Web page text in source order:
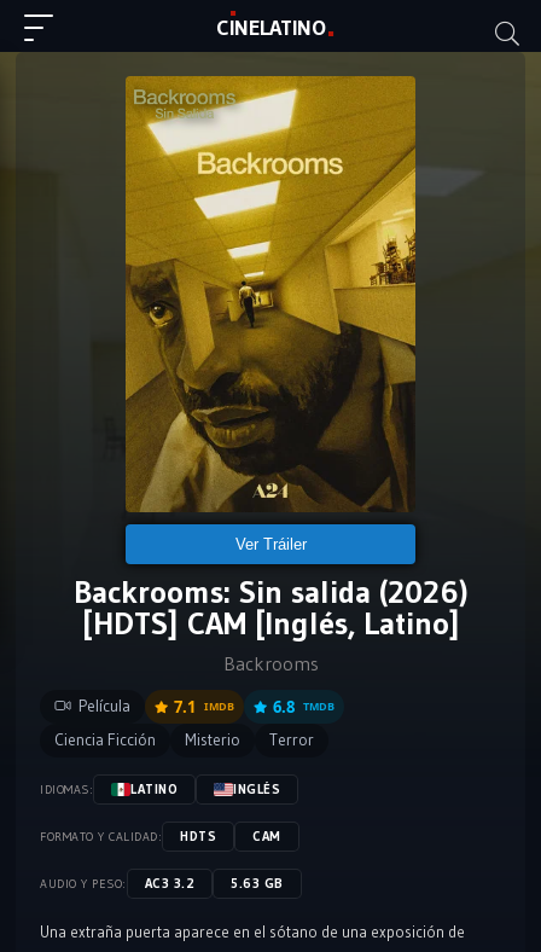
CINELATINO
Ver Tráiler
Backrooms: Sin salida (2026)
[HDTS] CAM [Inglés, Latino]
Backrooms
Película 7.1 IMDB 6.8 TMDB
Ciencia Ficción Misterio Terror
IDIOMAS: LATINO INGLÉS
FORMATO Y CALIDAD: HDTS CAM
AUDIO Y PESO: AC3 3.2 5.63 GB
Una extraña puerta aparece en el sótano de una exposición de